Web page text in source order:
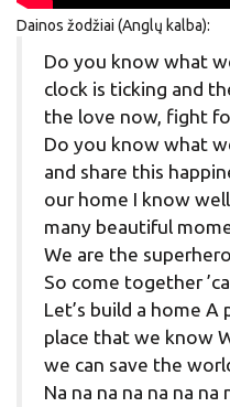
Dainos žodžiai (Anglų kalba):
Do you know what
clock is ticking and
the love now, fight
Do you know what
and share this
our home I know
many beautiful
We are the
So come together
Let’s build a home A
place that we know
we can save the
Na na na na na na